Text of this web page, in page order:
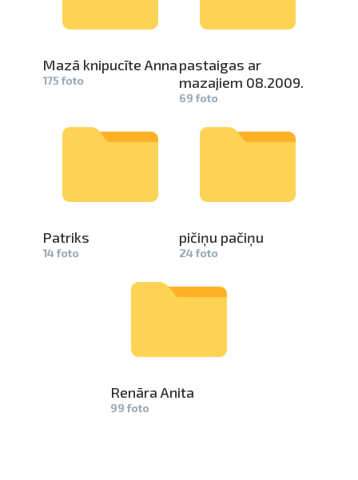
Mazā knipucīte Anna
175 foto
pastaigas ar
mazajiem 0­8.2009.
69 foto
Patriks
14 foto
pičiņu pačiņu
24 foto
Renāra Anita
99 foto